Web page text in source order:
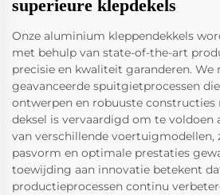
superieure klepdekels
Onze aluminium kleppendekkels
met behulp van state-of-the-art
precisie en kwaliteit garanderen. We
geavanceerde spuitgietprocessen
ontwerpen en robuuste constructies
deksel is vervaardigd om te voldoen
van verschillende voertuigmodellen,
pasvorm en optimale prestaties
toewijding aan innovatie betekent
productieprocessen continu